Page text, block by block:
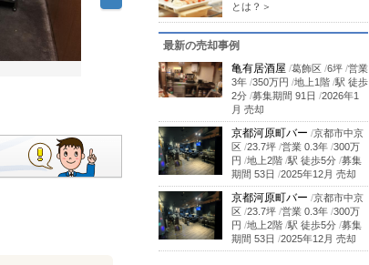
とは？＞
最新の売却事例
亀有居酒屋 /葛飾区 /6坪 /営業
3年 /350万円 /地上1階 /駅 徒歩
2分 /募集期間 91日 /2026年1
月 売却
京都河原町バー /京都市中京
区 /23.7坪 /営業 0.3年 /300万
円 /地上2階 /駅 徒歩5分 /募集
期間 53日 /2025年12月 売却
京都河原町バー /京都市中京
区 /23.7坪 /営業 0.3年 /300万
円 /地上2階 /駅 徒歩5分 /募集
期間 53日 /2025年12月 売却